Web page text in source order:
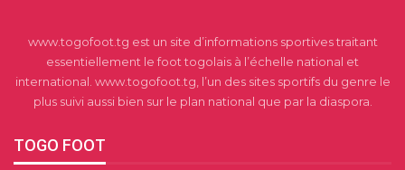
www.togofoot.tg est un site d’informations sportives traitant
essentiellement le foot togolais à l’échelle national et
international. www.togofoot.tg, l’un des sites sportifs du genre le
plus suivi aussi bien sur le plan national que par la diaspora.
TOGO FOOT